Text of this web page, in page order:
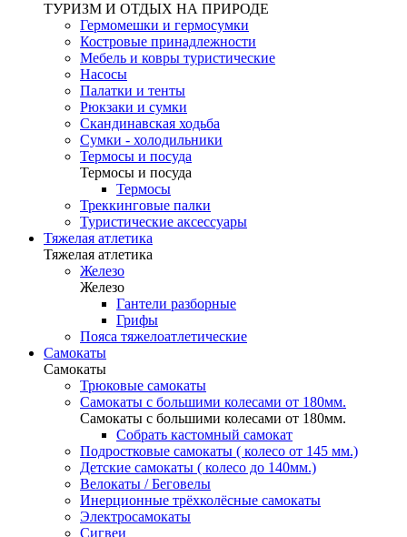
ТУРИЗМ И ОТДЫХ НА ПРИРОДЕ
Гермомешки и гермосумки
Костровые принадлежности
Мебель и ковры туристические
Насосы
Палатки и тенты
Рюкзаки и сумки
Скандинавская ходьба
Сумки - холодильники
Термосы и посуда
Термосы и посуда
Термосы
Треккинговые палки
Туристические аксессуары
Тяжелая атлетика
Тяжелая атлетика
Железо
Железо
Гантели разборные
Грифы
Пояса тяжелоатлетические
Самокаты
Самокаты
Трюковые самокаты
Самокаты с большими колесами от 180мм.
Самокаты с большими колесами от 180мм.
Собрать кастомный самокат
Подростковые самокаты ( колесо от 145 мм.)
Детские самокаты ( колесо до 140мм.)
Велокаты / Беговелы
Инерционные трёхколёсные самокаты
Электросамокаты
Сигвеи